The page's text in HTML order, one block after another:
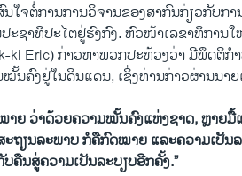
ໃຈ​ຕໍ່ການ​ການ​ວິຈານ​ຂອງ​ສາ​ກົນ​ກ່ຽວ​ກັບ​ກ
ຊາ​ທິ​ປະ​ໄຕ​ຢູ່​ຮົງ​ກົງ. ຫົວ​ໜ້າ​ເລ​ຂາ​ທິການໃ
ki Eric) ກ່າວ​ຫາ​ພວກ​ປະ​ທ້ວງ​ວ່າ ມີ​ພຶດຕິກໍ
ນຄົງ​ຢູ່ໃນ​ດິນແດນ, ເຊິ່ງທ່ານກ່າວຜ່ານນາ
ຍ ​ວ່າ​ດ້ວຍ​ຄວາມ​ໝັ້ນຄົງ​ແຫ່ງ​ຊາດ, ຫຼາຍ
ຖຽນລະພາບ ກໍຄືກົດໝາຍ ແລະຄວາມເປັນ
ຄືນສູ່ຄວາມເປັນລະບຽບອີກຄັ້ງ.”